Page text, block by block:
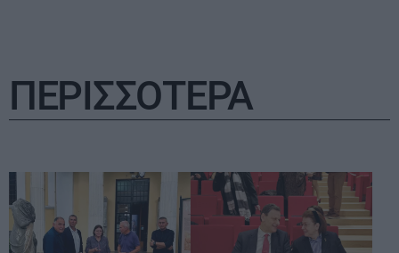
ΠΕΡΙΣΣΟΤΕΡΑ